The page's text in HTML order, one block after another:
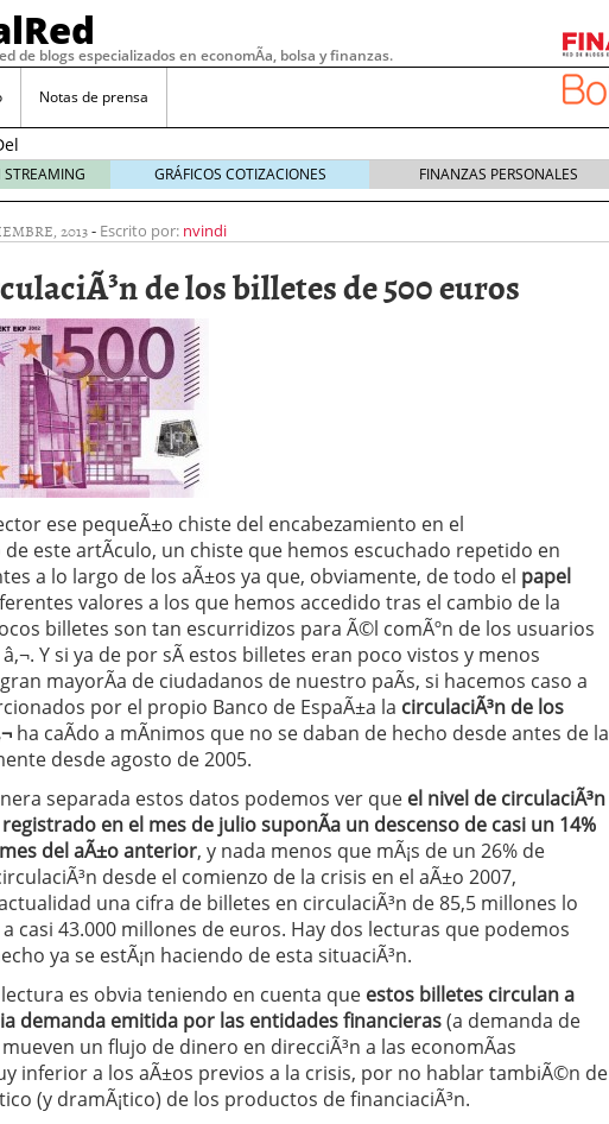
de blogs especializados en economÃ­a, bolsa y finanzas.
Notas de prensa
la
ahorro
España
08/2026
de convenio en pymes: la obligación que muchas empresas
cuando ya es demasiado tarde
de SIFX: Lo Que Deben Saber los Traders Mexicanos Antes de
29/06/2026
empresa online vs proceso tradicional: ventajas reales para pymes
2026
afrontar una baja mÃ©dica cuando trabajas por cuenta propia
2026
GRÁFICOS COTIZACIONES FINANZAS PERSONALES
2013- Escrito por: nvindi
de los billetes de 500 euros
ese pequeÃ±o chiste del encabezamiento en el
este artÃ­culo, un chiste que hemos escuchado repetido en
a lo largo de los aÃ±os ya que, obviamente, de todo el papel
valores a los que hemos accedido tras el cambio de la
billetes son tan escurridizos para Ã©l comÃºn de los usuarios
Y si ya de por sÃ­ estos billetes eran poco vistos y menos
mayorÃ­a de ciudadanos de nuestro paÃ­s, si hacemos caso a
por el propio Banco de EspaÃ±a la circulaciÃ³n de los
ha caÃ­do a mÃ­nimos que no se daban de hecho desde antes de la
desde agosto de 2005.
separada estos datos podemos ver que el nivel de circulaciÃ³n
en el mes de julio suponÃ­a un descenso de casi un 14%
del aÃ±o anterior, y nada menos que mÃ¡s de un 26% de
desde el comienzo de la crisis en el aÃ±o 2007,
una cifra de billetes en circulaciÃ³n de 85,5 millones lo
casi 43.000 millones de euros. Hay dos lecturas que podemos
ya se estÃ¡n haciendo de esta situaciÃ³n.
es obvia teniendo en cuenta que estos billetes circulan a
demanda emitida por las entidades financieras(a demanda de
un flujo de dinero en direcciÃ³n a las economÃ­as
inferior a los aÃ±os previos a la crisis, por no hablar tambiÃ©n de
(y dramÃ¡tico) de los productos de financiaciÃ³n.